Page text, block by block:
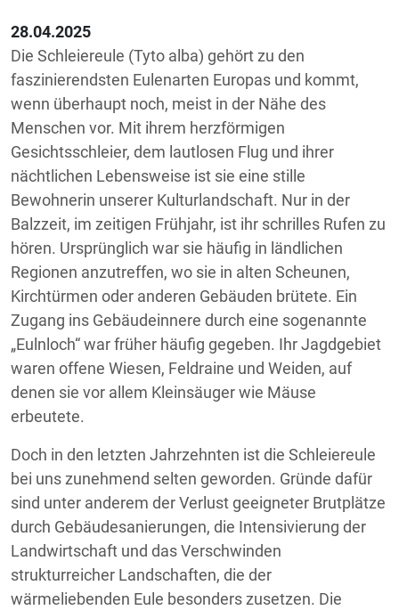
28.04.2025
Die Schleiereule (Tyto alba) gehört zu den
faszinierendsten Eulenarten Europas und kommt,
wenn überhaupt noch, meist in der Nähe des
Menschen vor. Mit ihrem herzförmigen
Gesichtsschleier, dem lautlosen Flug und ihrer
nächtlichen Lebensweise ist sie eine stille
Bewohnerin unserer Kulturlandschaft. Nur in der
Balzzeit, im zeitigen Frühjahr, ist ihr schrilles Rufen zu
hören. Ursprünglich war sie häufig in ländlichen
Regionen anzutreffen, wo sie in alten Scheunen,
Kirchtürmen oder anderen Gebäuden brütete. Ein
Zugang ins Gebäudeinnere durch eine sogenannte
„Eulnloch“ war früher häufig gegeben. Ihr Jagdgebiet
waren offene Wiesen, Feldraine und Weiden, auf
denen sie vor allem Kleinsäuger wie Mäuse
erbeutete.
Doch in den letzten Jahrzehnten ist die Schleiereule
bei uns zunehmend selten geworden. Gründe dafür
sind unter anderem der Verlust geeigneter Brutplätze
durch Gebäudesanierungen, die Intensivierung der
Landwirtschaft und das Verschwinden
strukturreicher Landschaften, die der
wärmeliebenden Eule besonders zusetzen. Die